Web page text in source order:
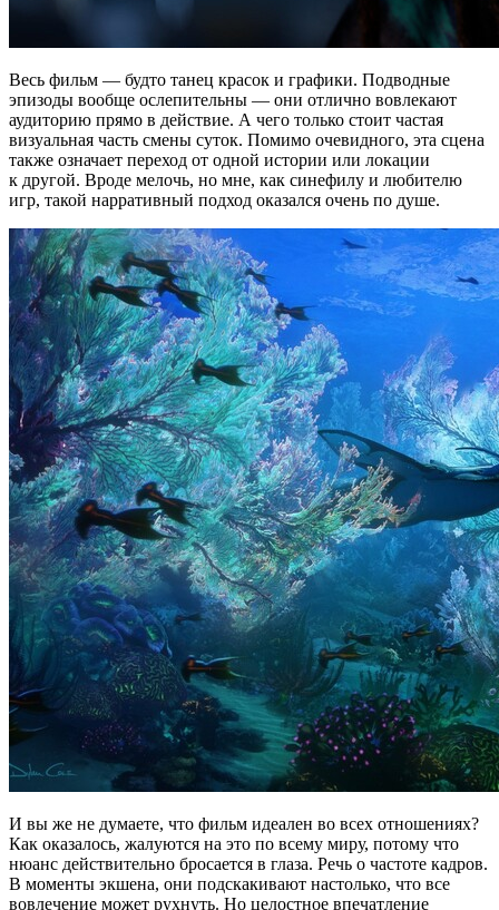
Весь фильм — будто танец красок и графики. Подводные
эпизоды вообще ослепительны — они отлично вовлекают
аудиторию прямо в действие. А чего только стоит частая
визуальная часть смены суток. Помимо очевидного, эта сцена
также означает переход от одной истории или локации
к другой. Вроде мелочь, но мне, как синефилу и любителю
игр, такой нарративный подход оказался очень по душе.
И вы же не думаете, что фильм идеален во всех отношениях?
Как оказалось, жалуются на это по всему миру, потому что
нюанс действительно бросается в глаза. Речь о частоте кадров.
В моменты экшена, они подскакивают настолько, что все
вовлечение может рухнуть. Но целостное впечатление